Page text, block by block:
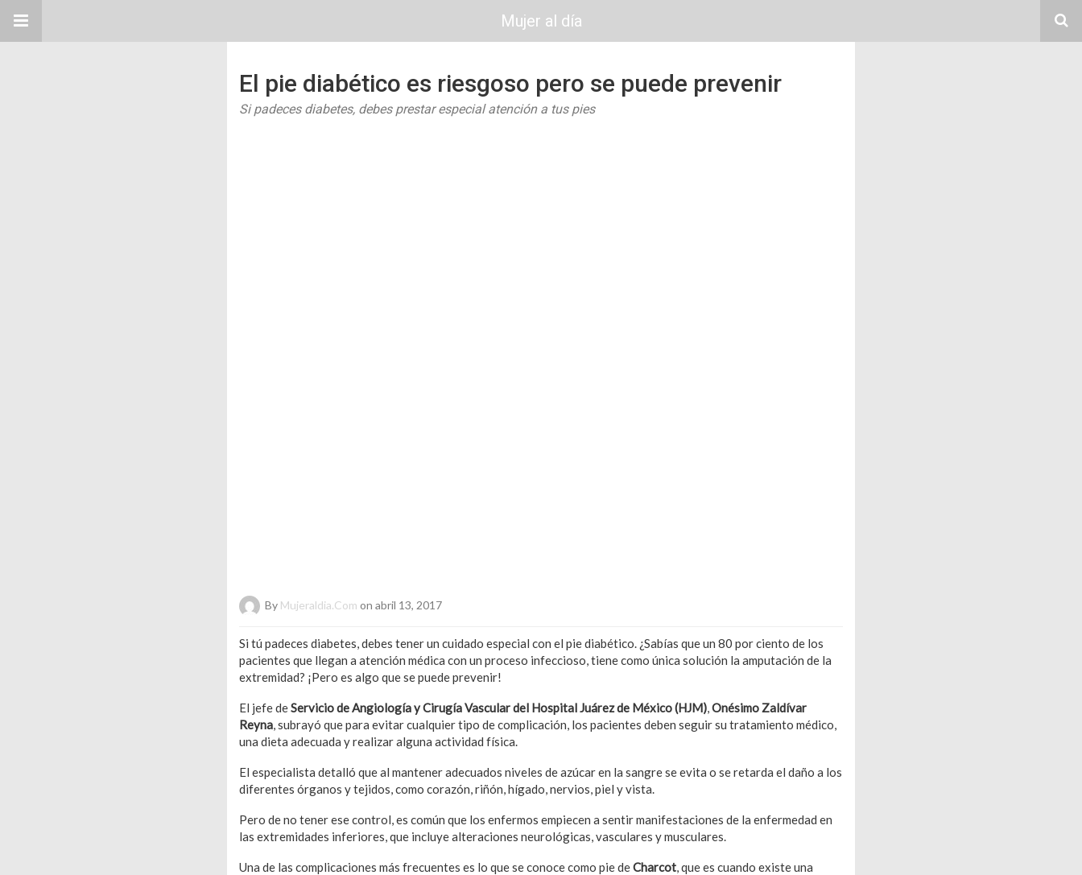
Mujer al día
El pie diabético es riesgoso pero se puede prevenir
Si padeces diabetes, debes prestar especial atención a tus pies
By Mujeraldia.com on abril 13, 2017
Si tú padeces diabetes, debes tener un cuidado especial con el pie diabético. ¿Sabías que un 80 por ciento de los
pacientes que llegan a atención médica con un proceso infeccioso, tiene como única solución la amputación de la
extremidad? ¡Pero es algo que se puede prevenir!
El jefe deServicio de Angiología y Cirugía Vascular del Hospital Juárez de México (HJM) Onésimo Zaldívar
Reyna , subrayó que para evitar cualquier tipo de complicación, los pacientes deben seguir su tratamiento médico,
una dieta adecuada y realizar alguna actividad física.
El especialista detalló que al mantener adecuados niveles de azúcar en la sangre se evita o se retarda el daño a los
diferentes órganos y tejidos, como corazón, riñón, hígado, nervios, piel y vista.
Pero de no tener ese control, es común que los enfermos empiecen a sentir manifestaciones de la enfermedad en
las extremidades inferiores, que incluye alteraciones neurológicas, vasculares y musculares.
Una de las complicaciones más frecuentes es lo que se conoce como pie deCharcot , que es cuando existe una